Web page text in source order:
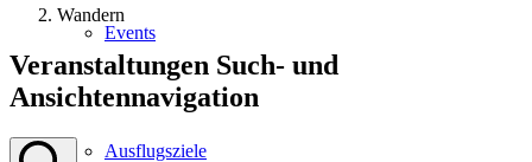
Events
Ausflugsziele
Wandern
Veranstaltungen
Veranstaltungen Such- und
Ansichtennavigation